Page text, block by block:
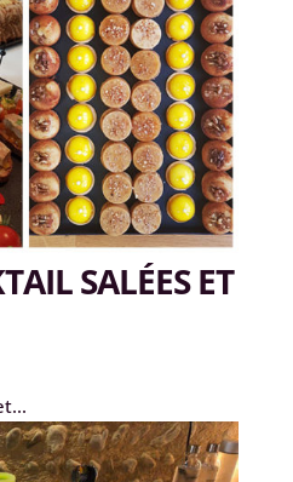
SALÉES ET